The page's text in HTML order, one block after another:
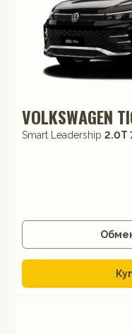
VOLKSWAGEN
Smart Leadership 2.0T